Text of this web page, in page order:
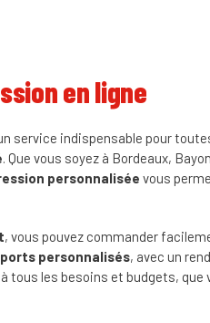
en ligne
service indispensable pour
. Que vous soyez à Bordeaux,
personnalisée vous
, vous pouvez commander
personnalisés, avec un
tous les besoins et budgets,